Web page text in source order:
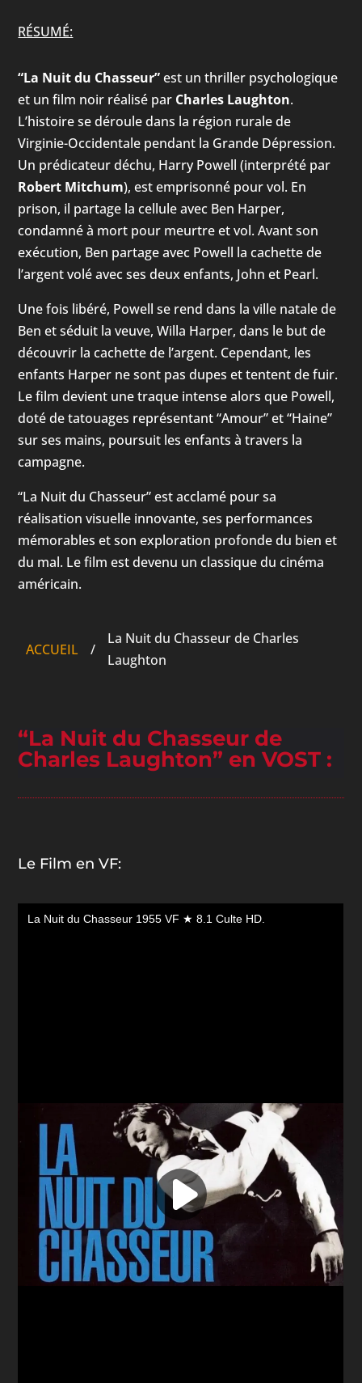
RÉSUMÉ:
“La Nuit du Chasseur”est un thriller psychologique
et un film noir réalisé par Charles Laughton.
L’histoire se déroule dans la région rurale de
Virginie-Occidentale pendant la Grande Dépression.
Un prédicateur déchu, Harry Powell (interprété par
Robert Mitchum), est emprisonné pour vol. En
prison, il partage la cellule avec Ben Harper,
condamné à mort pour meurtre et vol. Avant son
exécution, Ben partage avec Powell la cachette de
l’argent volé avec ses deux enfants, John et Pearl.
Une fois libéré, Powell se rend dans la ville natale de
Ben et séduit la veuve, Willa Harper, dans le but de
découvrir la cachette de l’argent. Cependant, les
enfants Harper ne sont pas dupes et tentent de fuir.
Le film devient une traque intense alors que Powell,
doté de tatouages représentant “Amour” et “Haine”
sur ses mains, poursuit les enfants à travers la
campagne.
“La Nuit du Chasseur” est acclamé pour sa
réalisation visuelle innovante, ses performances
mémorables et son exploration profonde du bien et
du mal. Le film est devenu un classique du cinéma
américain.
ACCUEIL /
La Nuit du Chasseur de Charles
Laughton
“La Nuit du Chasseur de
Charles Laughton” en VOST :
Le Film en VF: